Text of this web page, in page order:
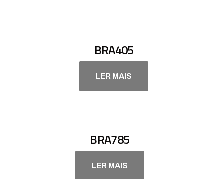
BRA405
LER MAIS
BRA785
LER MAIS